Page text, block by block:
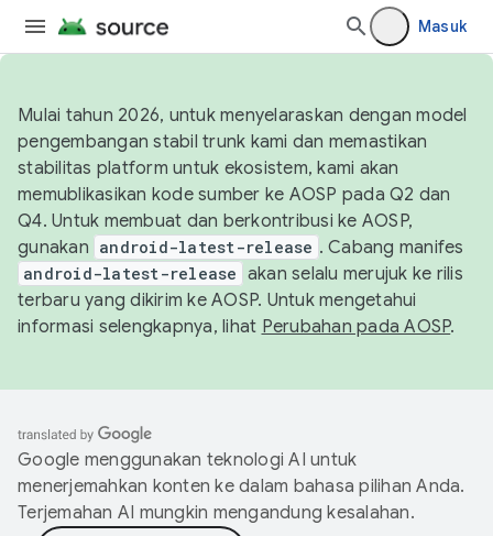
Masuk
Mulai tahun 2026, untuk menyelaraskan dengan model
pengembangan stabil trunk kami dan memastikan
stabilitas platform untuk ekosistem, kami akan
memublikasikan kode sumber ke AOSP pada Q2 dan
Q4. Untuk membuat dan berkontribusi ke AOSP,
gunakan android-latest-release . Cabang manifes
android-latest-release akan selalu merujuk ke rilis
terbaru yang dikirim ke AOSP. Untuk mengetahui
informasi selengkapnya, lihat Perubahan pada AOSP.
Google menggunakan teknologi AI untuk
menerjemahkan konten ke dalam bahasa pilihan Anda.
Terjemahan AI mungkin mengandung kesalahan.